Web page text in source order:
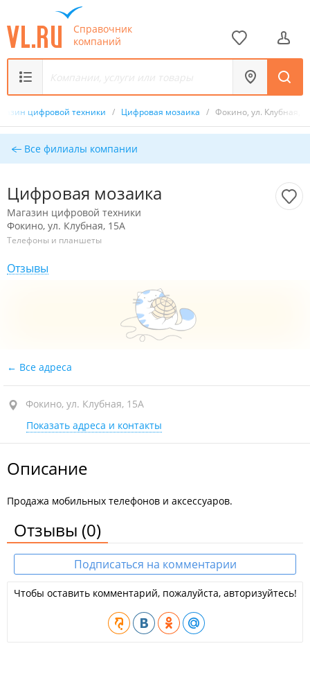
Справочник
компаний
цифровой техники / Цифровая мозаика / Фокино, ул. Клубная,
Все филиалы компании
Цифровая мозаика
Магазин цифровой техники
Фокино, ул. Клубная, 15А
Телефоны и планшеты
Отзывы
Все адреса
Фокино, ул. Клубная, 15А
Показать адреса и контакты
Описание
Продажа мобильных телефонов и аксессуаров.
Отзывы (0)
Подписаться на комментарии
Чтобы оставить комментарий, пожалуйста, авторизуйтесь!